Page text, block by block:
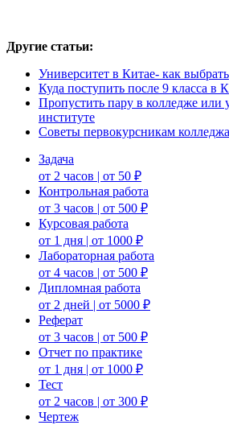
Другие статьи:
Университет в Китае- как выбрать
Куда поступить после 9 класса в
Пропустить пару в колледже или
институте
Советы первокурсникам
Задача
от 2 часов | от 50 ₽
Контрольная работа
от 3 часов | от 500 ₽
Курсовая работа
от 1 дня | от 1000 ₽
Лабораторная работа
от 4 часов | от 500 ₽
Дипломная работа
от 2 дней | от 5000 ₽
Реферат
от 3 часов | от 500 ₽
Отчет по практике
от 1 дня | от 1000 ₽
Тест
от 2 часов | от 300 ₽
Чертеж